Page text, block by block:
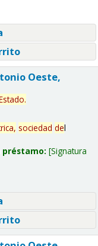
Oeste,
.
sociedad del
préstamo: Signatura